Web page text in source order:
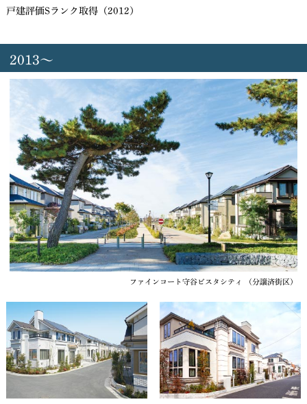
戸建評価Sランク取得（2012）
2013～
ファインコート守谷ビスタシティ （分譲済街区）